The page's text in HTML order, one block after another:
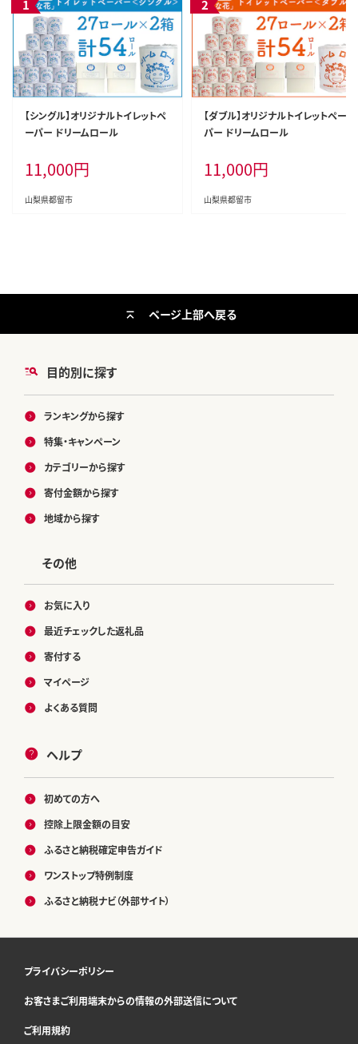
【シングル】オリジナルトイレットペ
ーパー ドリームロール
11,000円
山梨県都留市
【ダブル】オリジナルトイレットペー
パー ドリームロール
11,000円
山梨県都留市
目的別に探す
ランキングから探す
特集・キャンペーン
カテゴリーから探す
寄付金額から探す
地域から探す
その他
お気に入り
最近チェックした返礼品
寄付する
マイページ
よくある質問
ヘルプ
初めての方へ
控除上限金額の目安
ふるさと納税確定申告ガイド
ワンストップ特例制度
ふるさと納税ナビ（外部サイト）
ページ上部へ戻る
プライバシーポリシー
お客さまご利用端末からの情報の外部送信について
ご利用規約